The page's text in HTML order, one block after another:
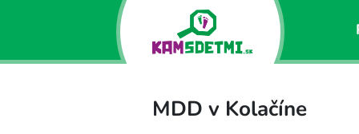
MDD v Kolačíne